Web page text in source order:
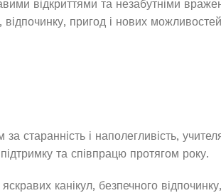
відкриттями та незабутніми
відпочинку, пригод і нових
старанність і наполегливість,
та співпрацю протягом року.
канікул, безпечного